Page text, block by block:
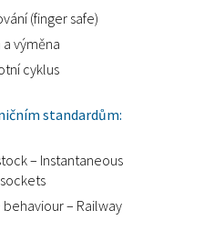
(finger safe)
výměna
cyklus
standardům:
– Instantaneous
behaviour – Railway